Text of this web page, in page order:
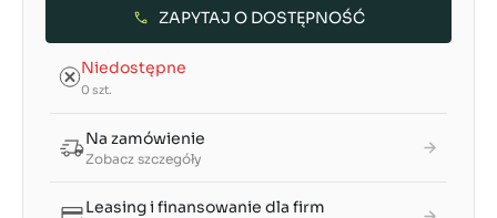
ZAPYTAJ O DOSTĘPNOŚĆ
Niedostępne
0 szt.
Na zamówienie
Zobacz szczegóły
Leasing i finansowanie dla firm